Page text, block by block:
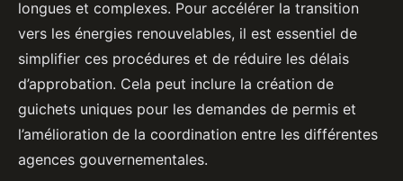
longues et complexes. Pour accélérer la transition
vers les énergies renouvelables, il est essentiel de
simplifier ces procédures et de réduire les délais
d’approbation. Cela peut inclure la création de
guichets uniques pour les demandes de permis et
l’amélioration de la coordination entre les différentes
agences gouvernementales.